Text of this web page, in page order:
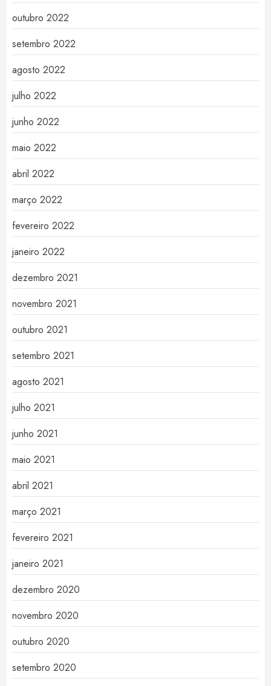
outubro 2022
setembro 2022
agosto 2022
julho 2022
junho 2022
maio 2022
abril 2022
março 2022
fevereiro 2022
janeiro 2022
dezembro 2021
novembro 2021
outubro 2021
setembro 2021
agosto 2021
julho 2021
junho 2021
maio 2021
abril 2021
março 2021
fevereiro 2021
janeiro 2021
dezembro 2020
novembro 2020
outubro 2020
setembro 2020